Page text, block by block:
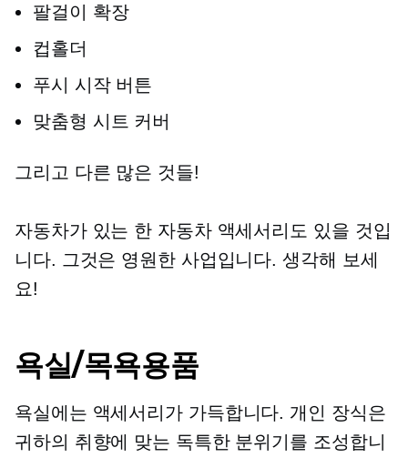
팔걸이 확장
컵홀더
푸시 시작 버튼
맞춤형 시트 커버
그리고 다른 많은 것들!
자동차가 있는 한 자동차 액세서리도 있을 것입
니다. 그것은 영원한 사업입니다. 생각해 보세
요!
욕실/목욕용품
욕실에는 액세서리가 가득합니다. 개인 장식은
귀하의 취향에 맞는 독특한 분위기를 조성합니